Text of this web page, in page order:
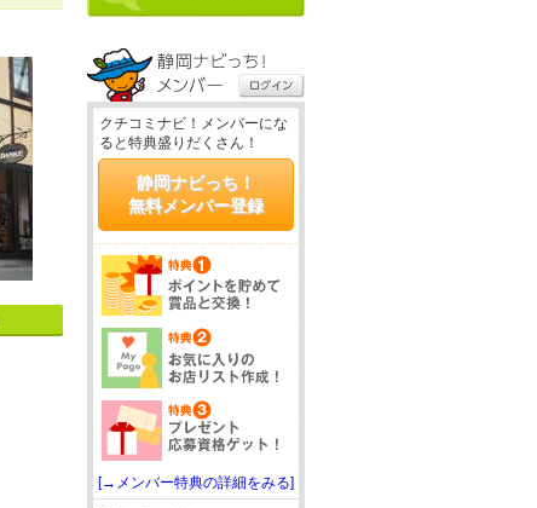
クチコミナビ！メンバーにな
ると特典盛りだくさん！
静岡ナビっち！
無料メンバー登録
[→メンバー特典の詳細をみる]